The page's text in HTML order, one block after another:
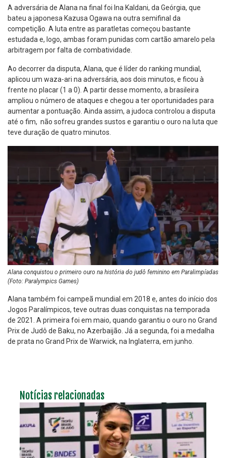
A adversária de Alana na final foi Ina Kaldani, da Geórgia, que
bateu a japonesa Kazusa Ogawa na outra semifinal da
competição. A luta entre as paratletas começou bastante
estudada e, logo, ambas foram punidas com cartão amarelo pela
arbitragem por falta de combatividade.
Ao decorrer da disputa, Alana, que é líder do ranking mundial,
aplicou um waza-ari na adversária, aos dois minutos, e ficou à
frente no placar (1 a 0). A partir desse momento, a brasileira
ampliou o número de ataques e chegou a ter oportunidades para
aumentar a pontuação. Ainda assim, a judoca controlou a disputa
até o fim, não sofreu grandes sustos e garantiu o ouro na luta que
teve duração de quatro minutos.
Alana conquistou o primeiro ouro na história do judô feminino em Paralimpíadas
(Foto: Paralympics Games)
Alana também foi campeã mundial em 2018 e, antes do início dos
Jogos Paralímpicos, teve outras duas conquistas na temporada
de 2021. A primeira foi em maio, quando garantiu o ouro no Grand
Prix de Judô de Baku, no Azerbaijão. Já a segunda, foi a medalha
de prata no Grand Prix de Warwick, na Inglaterra, em junho.
Notícias relacionadas